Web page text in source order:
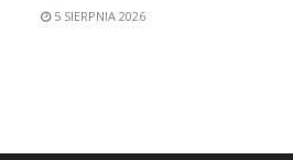
5 SIERPNIA 2026